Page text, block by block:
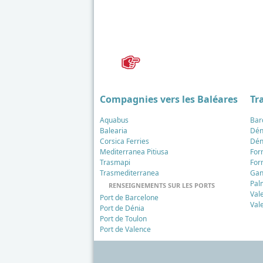
Compagnies vers les Baléares
Aquabus
Balearia
Corsica Ferries
Mediterranea Pitiusa
Trasmapi
Trasmediterranea
RENSEIGNEMENTS SUR LES PORTS
Port de Barcelone
Port de Dénia
Port de Toulon
Port de Valence